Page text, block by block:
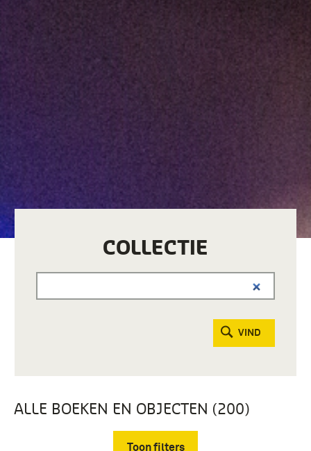
COLLECTIE
VIND
ALLE BOEKEN EN OBJECTEN (200)
Toon filters